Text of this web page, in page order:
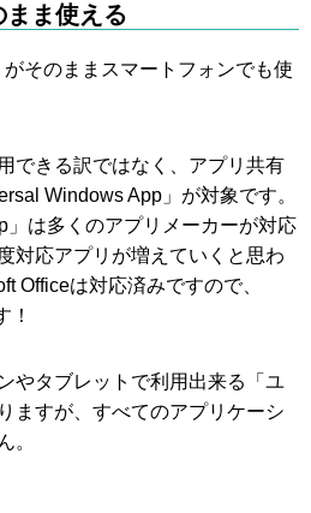
まま使える
そのままスマートフォンでも使
できる訳ではなく、アプリ共有
Windows App」が対象です。
」は多くのアプリメーカーが対応
対応アプリが増えていくと思わ
Officeは対応済みですので、
！
やタブレットで利用出来る「ユ
ますが、すべてのアプリケーシ
。